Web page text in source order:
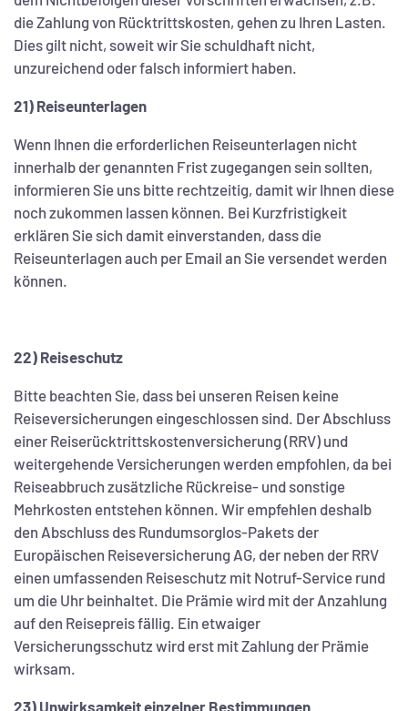
die Zahlung von Rücktrittskosten, gehen zu Ihren Lasten.
Dies gilt nicht, soweit wir Sie schuldhaft nicht,
unzureichend oder falsch informiert haben.
21) Reiseunterlagen
Wenn Ihnen die erforderlichen Reiseunterlagen nicht
innerhalb der genannten Frist zugegangen sein sollten,
informieren Sie uns bitte rechtzeitig, damit wir Ihnen diese
noch zukommen lassen können. Bei Kurzfristigkeit
erklären Sie sich damit einverstanden, dass die
Reiseunterlagen auch per Email an Sie versendet werden
können.
22) Reiseschutz
Bitte beachten Sie, dass bei unseren Reisen keine
Reiseversicherungen eingeschlossen sind. Der Abschluss
einer Reiserücktrittskostenversicherung (RRV) und
weitergehende Versicherungen werden empfohlen, da bei
Reiseabbruch zusätzliche Rückreise- und sonstige
Mehrkosten entstehen können. Wir empfehlen deshalb
den Abschluss des Rundumsorglos-Pakets der
Europäischen Reiseversicherung AG, der neben der RRV
einen umfassenden Reiseschutz mit Notruf-Service rund
um die Uhr beinhaltet. Die Prämie wird mit der Anzahlung
auf den Reisepreis fällig. Ein etwaiger
Versicherungsschutz wird erst mit Zahlung der Prämie
wirksam.
23) Unwirksamkeit einzelner Bestimmungen